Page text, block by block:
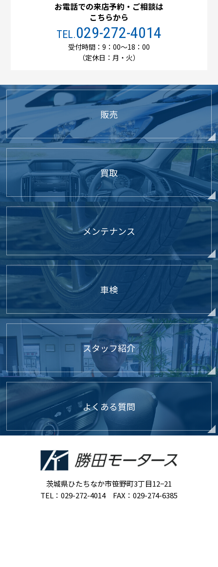
お電話での来店予約・ご相談は
こちらから
TEL.029-272-4014
受付時間：9：00～18：00
（定休日：月・火）
販売
買取
メンテナンス
車検
スタッフ紹介
よくある質問
茨城県ひたちなか市笹野町3丁目12−21
TEL：029-272-4014 FAX：029-274-6385